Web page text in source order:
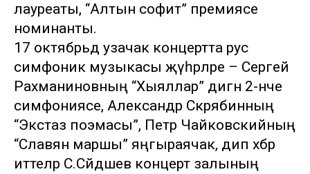
лауреаты, “Алтын софит” премиясе
номинанты.
17 октябрьдә узачак концертта рус
симфоник музыкасы җәүһәрләре – Сергей
Рахманиновның “Хыяллар” дигән 2-нче
симфониясе, Александр Скрябинның
“Экстаз поэмасы”, Петр Чайковскийның
“Славян маршы” яңгыраячак, дип хәбәр
иттеләр С.Сәйдәшев концерт залының